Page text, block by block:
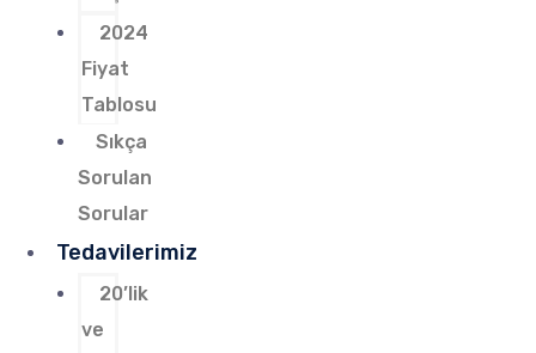
2024
Fiyat
Tablosu
Sıkça
Sorulan
Sorular
Tedavilerimiz
20’lik
ve